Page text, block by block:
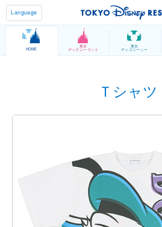
Language
HOME
東京
ディズニーランド
東京
ディズニーシー
Ｔシャツ